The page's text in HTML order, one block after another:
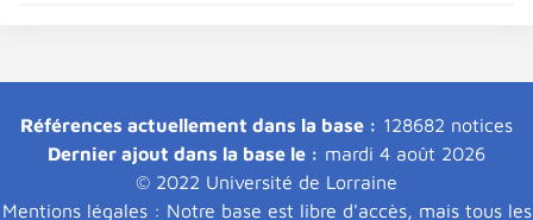
Références actuellement dans la base : 128682 notices
Dernier ajout dans la base le : mardi 4 août 2026
© 2022 Université de Lorraine
Mentions légales : Notre base est libre d'accès, mais tous les